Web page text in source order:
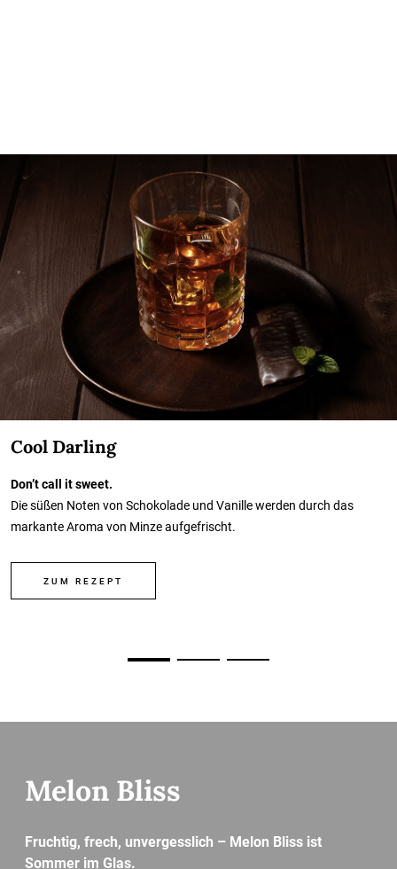
Cool Darling
Don’t call it sweet.
Die süßen Noten von Schokolade und Vanille werden durch das
markante Aroma von Minze aufgefrischt.
ZUM REZEPT
Melon Bliss
Fruchtig, frech, unvergesslich – Melon Bliss ist
Sommer im Glas.